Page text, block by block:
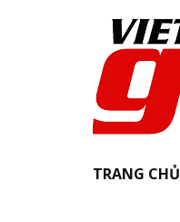
TRANG CHỦ